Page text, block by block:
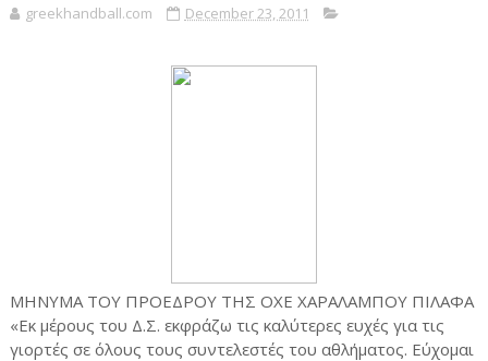
greekhandball.com December 23, 2011
ΜΗΝΥΜΑ ΤΟΥ ΠΡΟΕΔΡΟΥ ΤΗΣ ΟΧΕ ΧΑΡΑΛΑΜΠΟΥ ΠΙΛΑΦΑ
«Εκ μέρους του Δ.Σ. εκφράζω τις καλύτερες ευχές για τις
γιορτές σε όλους τους συντελεστές του αθλήματος. Εύχομαι